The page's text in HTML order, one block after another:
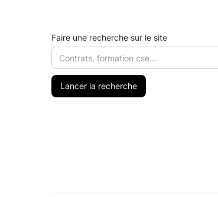
Faire une recherche sur le site